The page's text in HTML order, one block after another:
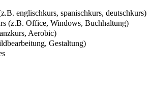
englischkurs, spanischkurs, deutschkurs)
(z.B. Office, Windows, Buchhaltung)
Aerobic)
Gestaltung)